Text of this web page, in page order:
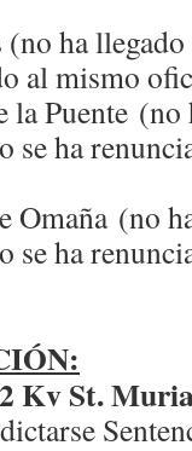
llegado a
al mismo
(no ha
se ha
(no ha
se ha
Kv St.